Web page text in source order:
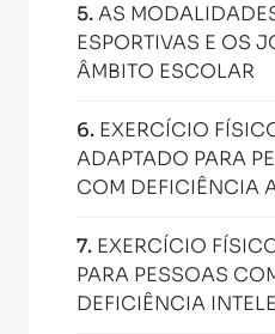
5.AS
ESPORTIVAS E OS
ÂMBITO ESCOLAR
6. EXERCÍCIO
ADAPTADO PARA
COM DEFICIÊNCIA
7. EXERCÍCIO
PARA PESSOAS
DEFICIÊNCIA